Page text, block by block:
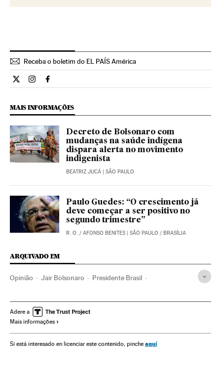
Receba o boletim do EL PAÍS América
Opiniao El País Brasil en Twitter
Opiniao El País Brasil en Instagram
Opiniao El País Brasil en Facebook
MAIS INFORMAÇÕES
Decreto de Bolsonaro com
mudanças na saúde indígena
dispara alerta no movimento
indigenista
BEATRIZ JUCÁ | SÃO PAULO
Paulo Guedes: “O crescimento já
deve começar a ser positivo no
segundo trimestre”
R. O. / AFONSO BENITES | SÃO PAULO / BRASÍLIA
ARQUIVADO EM
Opinião Jair Bolsonaro Presidente Brasil
América do Sul América Latina
Administração Estado
Adere a
Mais informações
Si está interesado en licenciar este contenido, pinche aquí